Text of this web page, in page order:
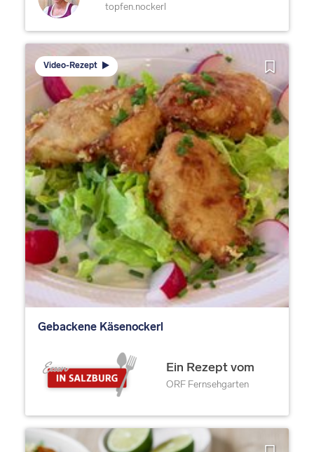
topfen.nockerl
Video-Rezept
Gebackene Käsenockerl
Ein Rezept vom
ORF Fernsehgarten